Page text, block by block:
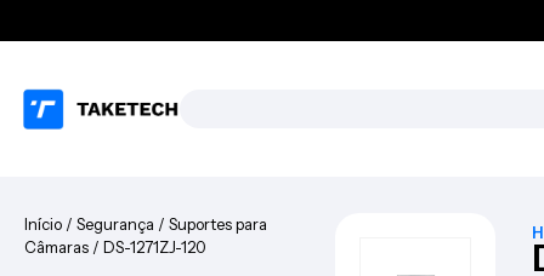
Início / Segurança / Suportes para
Câmaras / DS-1271ZJ-120